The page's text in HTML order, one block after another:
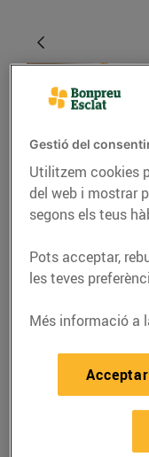
5
que
menys
19/de setembre/
Et proposem
que et permeten
Gestió del
Utilitzem cookies
del web i mostrar
segons els teus
Pots acceptar,
les teves
Més informació a
Acceptar